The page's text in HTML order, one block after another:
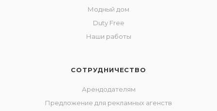
Модный дом
Duty Free
Наши работы
СОТРУДНИЧЕСТВО
Арендодателям
Предложение для рекламных агенств